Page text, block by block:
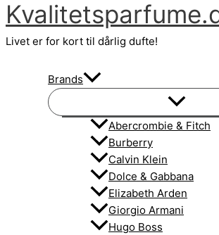
Gå
til
indholdet
Livet er for kort til dårlig dufte!
Brands
Abercrombie & Fitch
Burberry
Calvin Klein
Dolce & Gabbana
Elizabeth Arden
Giorgio Armani
Hugo Boss